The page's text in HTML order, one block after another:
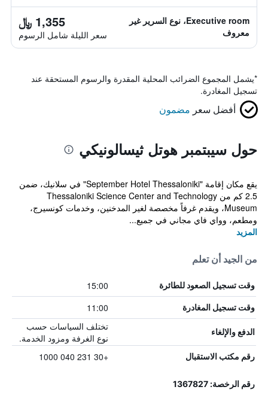
Executive room، نوع السرير غير
معروف
1,355 ﷼
سعر الليلة شامل الرسوم
*يشمل المجموع الضرائب المحلية المقدرة والرسوم المستحقة عند
تسجيل المغادرة.
أفضل سعر مضمون
حول سيبتمبر هوتل ثيسالونيكي
يقع مكان إقامة "September Hotel Thessaloniki" في سلانيك، ضمن
2.5 كم من Thessaloniki Science Center and Technology
Museum، ويقدم غرفاً مخصصة لغير المدخنين، وخدمات كونسيرج،
ومطعم، وواي فاي مجاني في جميع...
المزيد
من الجيد أن تعلم
وقت تسجيل الصعود للطائرة 15:00
وقت تسجيل المغادرة 11:00
الدفع والإلغاء
تختلف السياسات حسب
نوع الغرفة ومزود الخدمة.
رقم مكتب الاستقبال +30 231 040 1000
رقم الرخصة: 1367827